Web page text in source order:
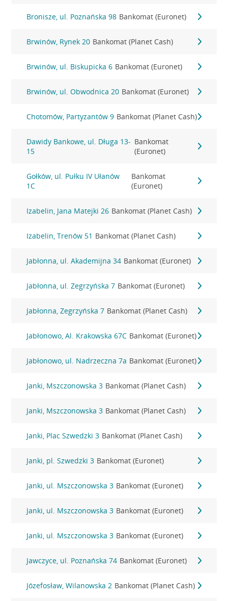
Bronisze, ul. Poznańska 98 Bankomat (Euronet)
Brwinów, Rynek 20 Bankomat (Planet Cash)
Brwinów, ul. Biskupicka 6 Bankomat (Euronet)
Brwinów, ul. Obwodnica 20 Bankomat (Euronet)
Chotomów, Partyzantów 9 Bankomat (Planet Cash)
Dawidy Bankowe, ul. Długa 13-
15
Bankomat
(Euronet)
Gołków, ul. Pułku IV Ułanów
1C
Bankomat
(Euronet)
Izabelin, Jana Matejki 26 Bankomat (Planet Cash)
Izabelin, Trenów 51 Bankomat (Planet Cash)
Jabłonna, ul. Akademijna 34 Bankomat (Euronet)
Jabłonna, ul. Zegrzyńska 7 Bankomat (Euronet)
Jabłonna, Zegrzyńska 7 Bankomat (Planet Cash)
Jabłonowo, Al. Krakowska 67C Bankomat (Euronet)
Jabłonowo, ul. Nadrzeczna 7a Bankomat (Euronet)
Janki, Mszczonowska 3 Bankomat (Planet Cash)
Janki, Mszczonowska 3 Bankomat (Planet Cash)
Janki, Plac Szwedzki 3 Bankomat (Planet Cash)
Janki, pl. Szwedzki 3 Bankomat (Euronet)
Janki, ul. Mszczonowska 3 Bankomat (Euronet)
Janki, ul. Mszczonowska 3 Bankomat (Euronet)
Janki, ul. Mszczonowska 3 Bankomat (Euronet)
Jawczyce, ul. Poznańska 74 Bankomat (Euronet)
Józefosław, Wilanowska 2 Bankomat (Planet Cash)